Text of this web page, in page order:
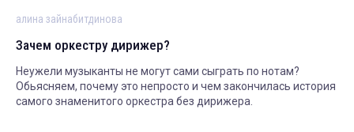
алина зайнабитдинова
Зачем оркестру дирижер?
Неужели музыканты не могут сами сыграть по нотам?
Обьясняем, почему это непросто и чем закончилась история
самого знаменитого оркестра без дирижера.